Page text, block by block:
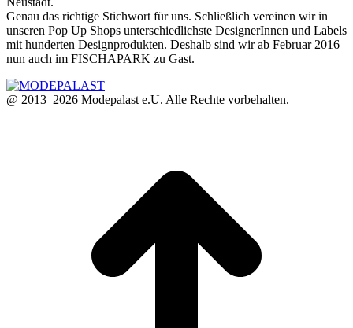
Genau das richtige Stichwort für uns. Schließlich vereinen wir in
unseren Pop Up Shops unterschiedlichste DesignerInnen und Labels
mit hunderten Designprodukten. Deshalb sind wir ab Februar 2016
nun auch im FISCHAPARK zu Gast.
@ 2013–2026 Modepalast e.U. Alle Rechte vorbehalten.